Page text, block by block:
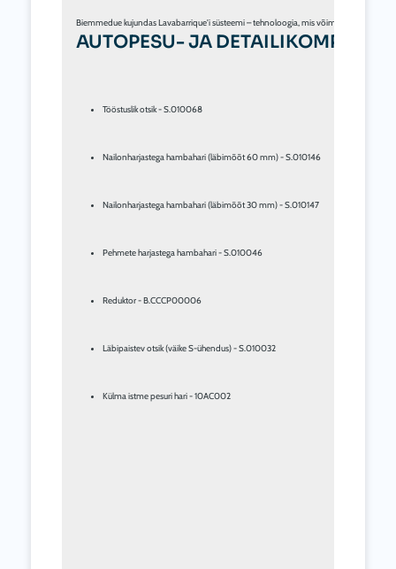
AUTOPESU- JA DETAILIKOMPLEKT
Tööstuslik otsik - S.010068
Nailonharjastega hambahari (läbimõõt 60 mm) - S.010146
Nailonharjastega hambahari (läbimõõt 30 mm) - S.010147
Pehmete harjastega hambahari - S.010046
Reduktor - B.CCCP00006
Läbipaistev otsik (väike S-ühendus) - S.010032
Külma istme pesuri hari - 10AC002